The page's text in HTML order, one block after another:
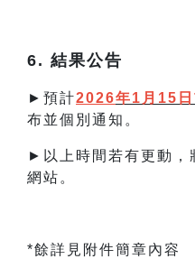
6. 結果公告
►預計2026年1月15日
布並個別通知。
►以上時間若有更動，
網站。
*餘詳見附件簡章內容